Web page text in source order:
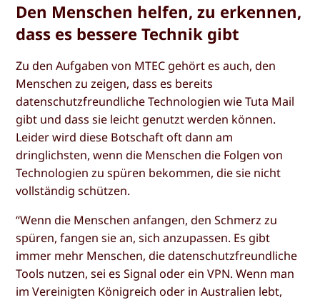
Den Menschen helfen, zu erkennen,
dass es bessere Technik gibt
Zu den Aufgaben von MTEC gehört es auch, den
Menschen zu zeigen, dass es bereits
datenschutzfreundliche Technologien wie Tuta Mail
gibt und dass sie leicht genutzt werden können.
Leider wird diese Botschaft oft dann am
dringlichsten, wenn die Menschen die Folgen von
Technologien zu spüren bekommen, die sie nicht
vollständig schützen.
“Wenn die Menschen anfangen, den Schmerz zu
spüren, fangen sie an, sich anzupassen. Es gibt
immer mehr Menschen, die datenschutzfreundliche
Tools nutzen, sei es Signal oder ein VPN. Wenn man
im Vereinigten Königreich oder in Australien lebt,